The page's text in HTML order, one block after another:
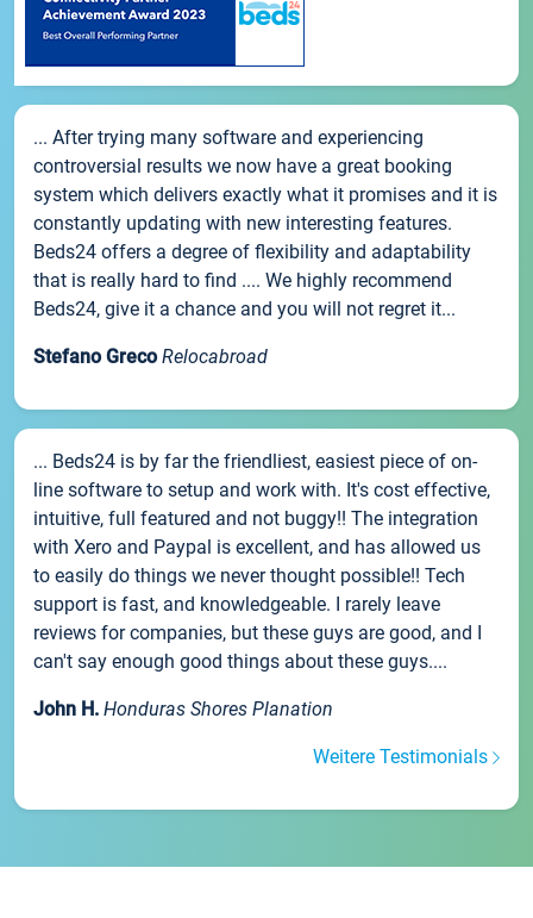
... After trying many software and experiencing
controversial results we now have a great booking
system which delivers exactly what it promises and it is
constantly updating with new interesting features.
Beds24 offers a degree of flexibility and adaptability
that is really hard to find .... We highly recommend
Beds24, give it a chance and you will not regret it...
Stefano Greco Relocabroad
... Beds24 is by far the friendliest, easiest piece of on-
line software to setup and work with. It's cost effective,
intuitive, full featured and not buggy!! The integration
with Xero and Paypal is excellent, and has allowed us
to easily do things we never thought possible!! Tech
support is fast, and knowledgeable. I rarely leave
reviews for companies, but these guys are good, and I
can't say enough good things about these guys....
John H. Honduras Shores Planation
Weitere Testimonials